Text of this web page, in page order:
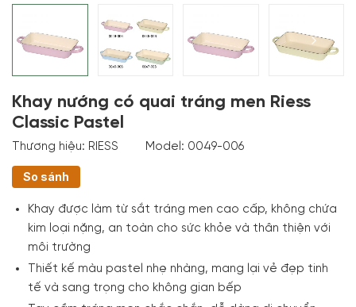
Khay nướng có quai tráng men Riess
Classic Pastel
Thương hiệu: RIESS Model: 0049-006
So sánh
Khay được làm từ sắt tráng men cao cấp, không chứa
kim loại nặng, an toàn cho sức khỏe và thân thiện với
môi trường
Thiết kế màu pastel nhẹ nhàng, mang lại vẻ đẹp tinh
tế và sang trọng cho không gian bếp